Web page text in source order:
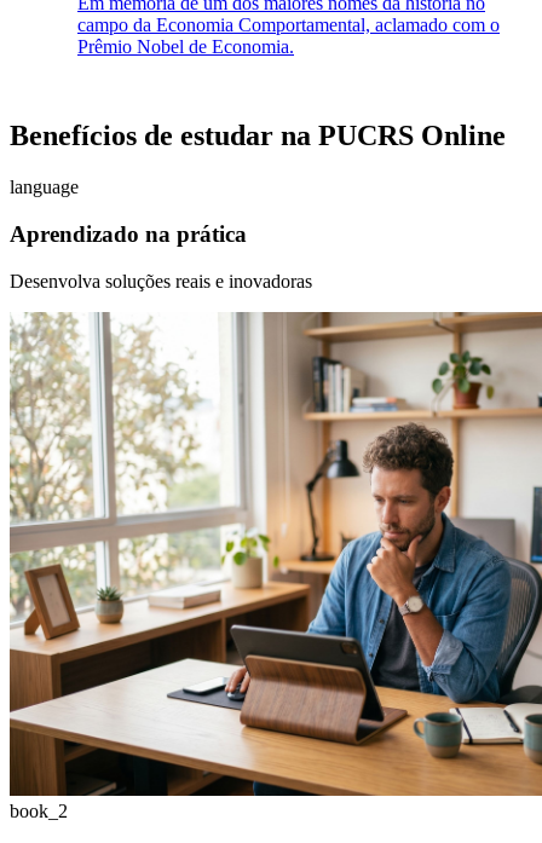
campo da Economia Comportamental, aclamado com o
Prêmio Nobel de Economia.
Benefícios de estudar na PUCRS Online
language
Aprendizado na prática
Desenvolva soluções reais e inovadoras
book_2